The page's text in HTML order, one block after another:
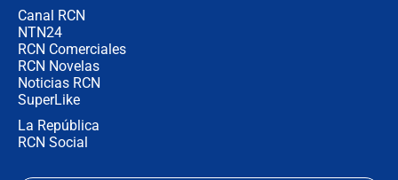
Canal RCN
NTN24
RCN Comerciales
RCN Novelas
Noticias RCN
SuperLike
La República
RCN Social